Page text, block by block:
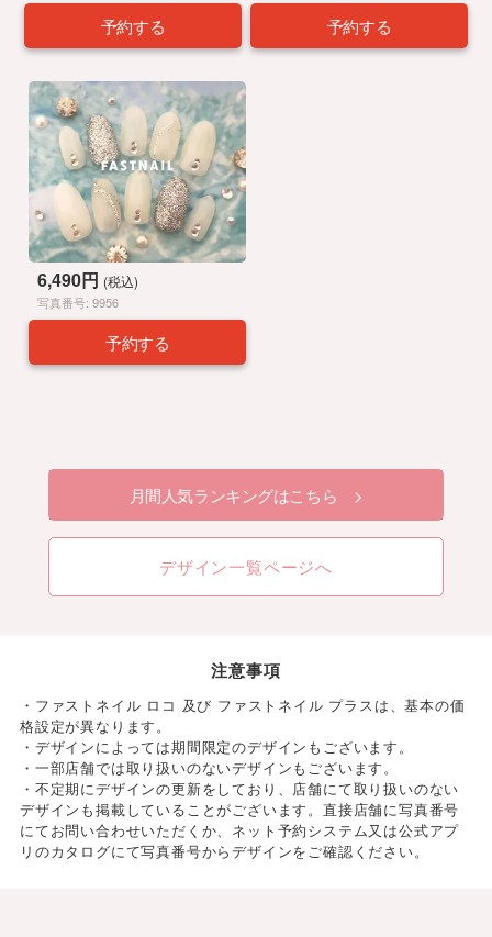
予約する 予約する
6,490円 (税込)
写真番号: 9956
予約する
月間人気ランキングはこちら >
デザイン一覧ページへ
注意事項
・ファストネイル ロコ 及び ファストネイル プラスは、基本の価
格設定が異なります。
・デザインによっては期間限定のデザインもございます。
・一部店舗では取り扱いのないデザインもございます。
・不定期にデザインの更新をしており、店舗にて取り扱いのない
デザインも掲載していることがございます。直接店舗に写真番号
にてお問い合わせいただくか、ネット予約システム又は公式アプ
リのカタログにて写真番号からデザインをご確認ください。